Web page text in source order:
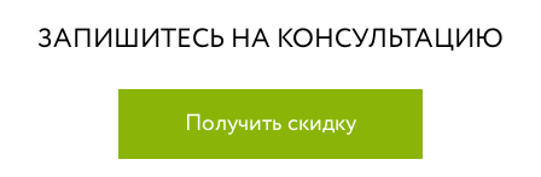
ЗАПИШИТЕСЬ НА КОНСУЛЬТАЦИЮ
Получить скидку